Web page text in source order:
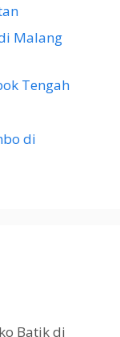
Malang
Tengah
di
Batik di